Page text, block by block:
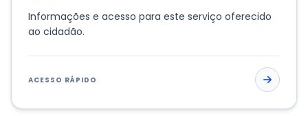
Informações e acesso para este serviço oferecido
ao cidadão.
ACESSO RÁPIDO